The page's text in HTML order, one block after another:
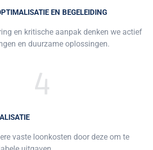
EN BEGELEIDING
en kritische aanpak denken we actief
en duurzame oplossingen.
vaste loonkosten door deze om te